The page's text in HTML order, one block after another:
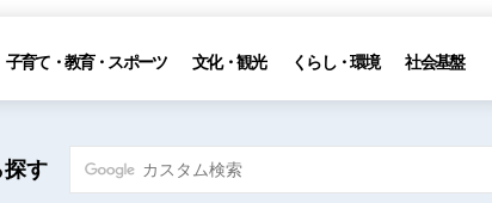
子育て・教育・スポーツ 文化・観光 くらし・環境 社会基盤
探す